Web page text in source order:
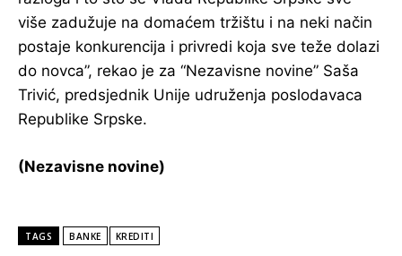
više zadužuje na domaćem tržištu i na neki način
postaje konkurencija i privredi koja sve teže dolazi
do novca”, rekao je za “Nezavisne novine” Saša
Trivić, predsjednik Unije udruženja poslodavaca
Republike Srpske.
(Nezavisne novine)
TAGS BANKE KREDITI